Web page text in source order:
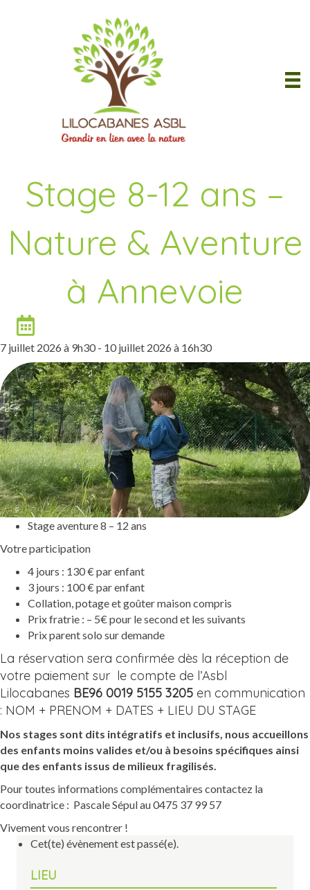
Stage 8-12 ans –
Nature & Aventure
à Annevoie
Date
7 juillet 2026 à 9h30 - 10 juillet 2026 à 16h30
Stage aventure 8 – 12 ans
Votre participation
4 jours : 130 € par enfant
3 jours : 100 € par enfant
Collation, potage et goûter maison compris
Prix fratrie : – 5€ pour le second et les suivants
Prix parent solo surdemande
La réservation sera confirmée dès la réception de
votre paiement sur le compte de l’Asbl
Lilocabanes BE96 0019 5155 3205 en communication
: NOM + PRENOM + DATES + LIEU DU STAGE
Nos stages sont dits intégratifs et inclusifs, nous accueillons
des enfants moins valides et/ou à besoins spécifiques ainsi
que des enfants issus de milieux fragilisés.
Pour toutes informations complémentaires contactez la
coordinatrice : Pascale Sépul au 0475 37 99 57
Vivement vous rencontrer !
Cet(te) évènement est passé(e).
LIEU